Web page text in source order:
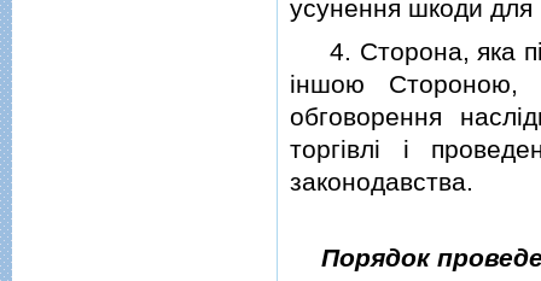
усунення шкоди для
4. Сторона, яка
iншою Стороною,
обговорення
торгiвлi i
законодавства.
Порядок